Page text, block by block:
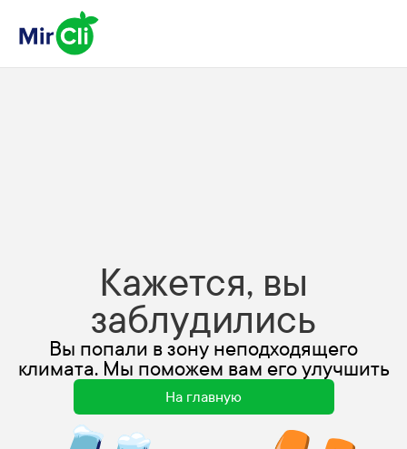
Кажется, вы
заблудились
Вы попали в зону неподходящего
климата. Мы поможем вам его улучшить
На главную